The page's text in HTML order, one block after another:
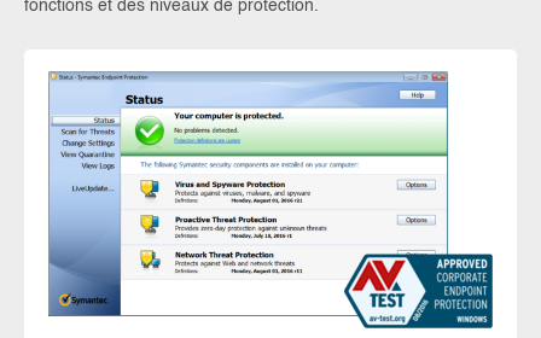
fonctions et des niveaux de protection.